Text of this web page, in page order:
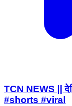
TCN NEWS ||
#shorts #viral